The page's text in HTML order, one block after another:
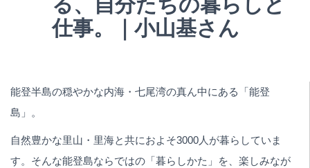
仕事。｜小山基さん
能登半島の穏やかな内海・七尾湾の真ん中にある「能登
島」。
自然豊かな里山・里海と共におよそ3000人が暮らしていま
す。そんな能登島ならではの「暮らしかた」を、楽しみなが